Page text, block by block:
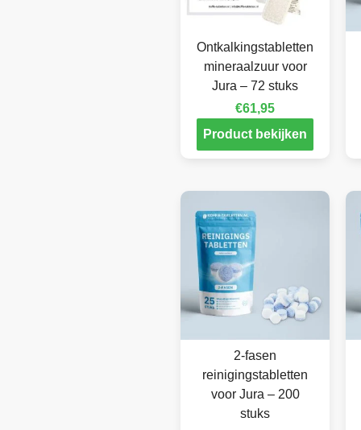
Ontkalkingstabletten
mineraalzuur voor
Jura – 72 stuks
€61,95
Product bekijken
2-fasen
reinigingstabletten
voor Jura – 200
stuks